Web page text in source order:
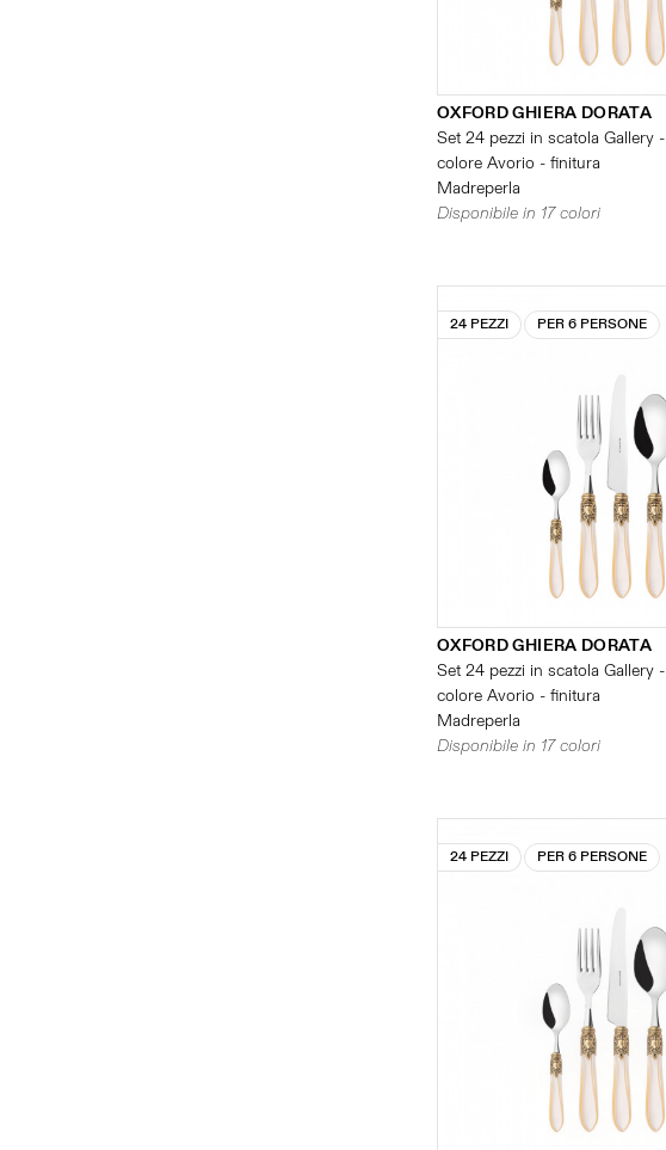
OXFORD GHIERA DORATA
Set 24 pezzi in scatola Gallery -
colore Avorio - finitura
Madreperla
Disponibile in 17 colori
24 PEZZI PER 6 PERSONE
OXFORD GHIERA DORATA
Set 24 pezzi in scatola Gallery -
colore Avorio - finitura
Madreperla
Disponibile in 17 colori
24 PEZZI PER 6 PERSONE